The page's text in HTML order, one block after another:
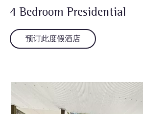
4 Bedroom Presidential
预订此度假酒店